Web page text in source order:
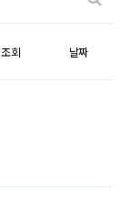
조회 날짜